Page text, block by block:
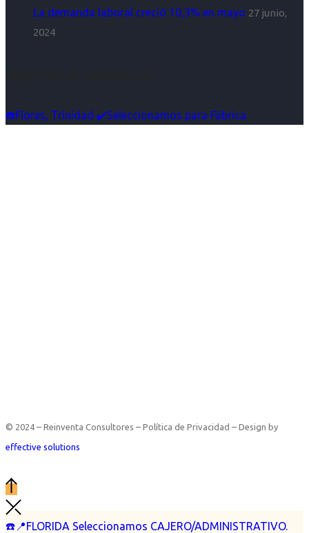
La demanda laboral creció 10,3% en mayo 27 junio,
2024
☎️Flores, Trinidad ✔️Seleccionamos para Fábrica
☎️📍FLORIDA Seleccionamos CAJERO/ADMINISTRATIVO.
© 2024 – Reinventa Consultores – Política de Privacidad – Design by
effective solutions